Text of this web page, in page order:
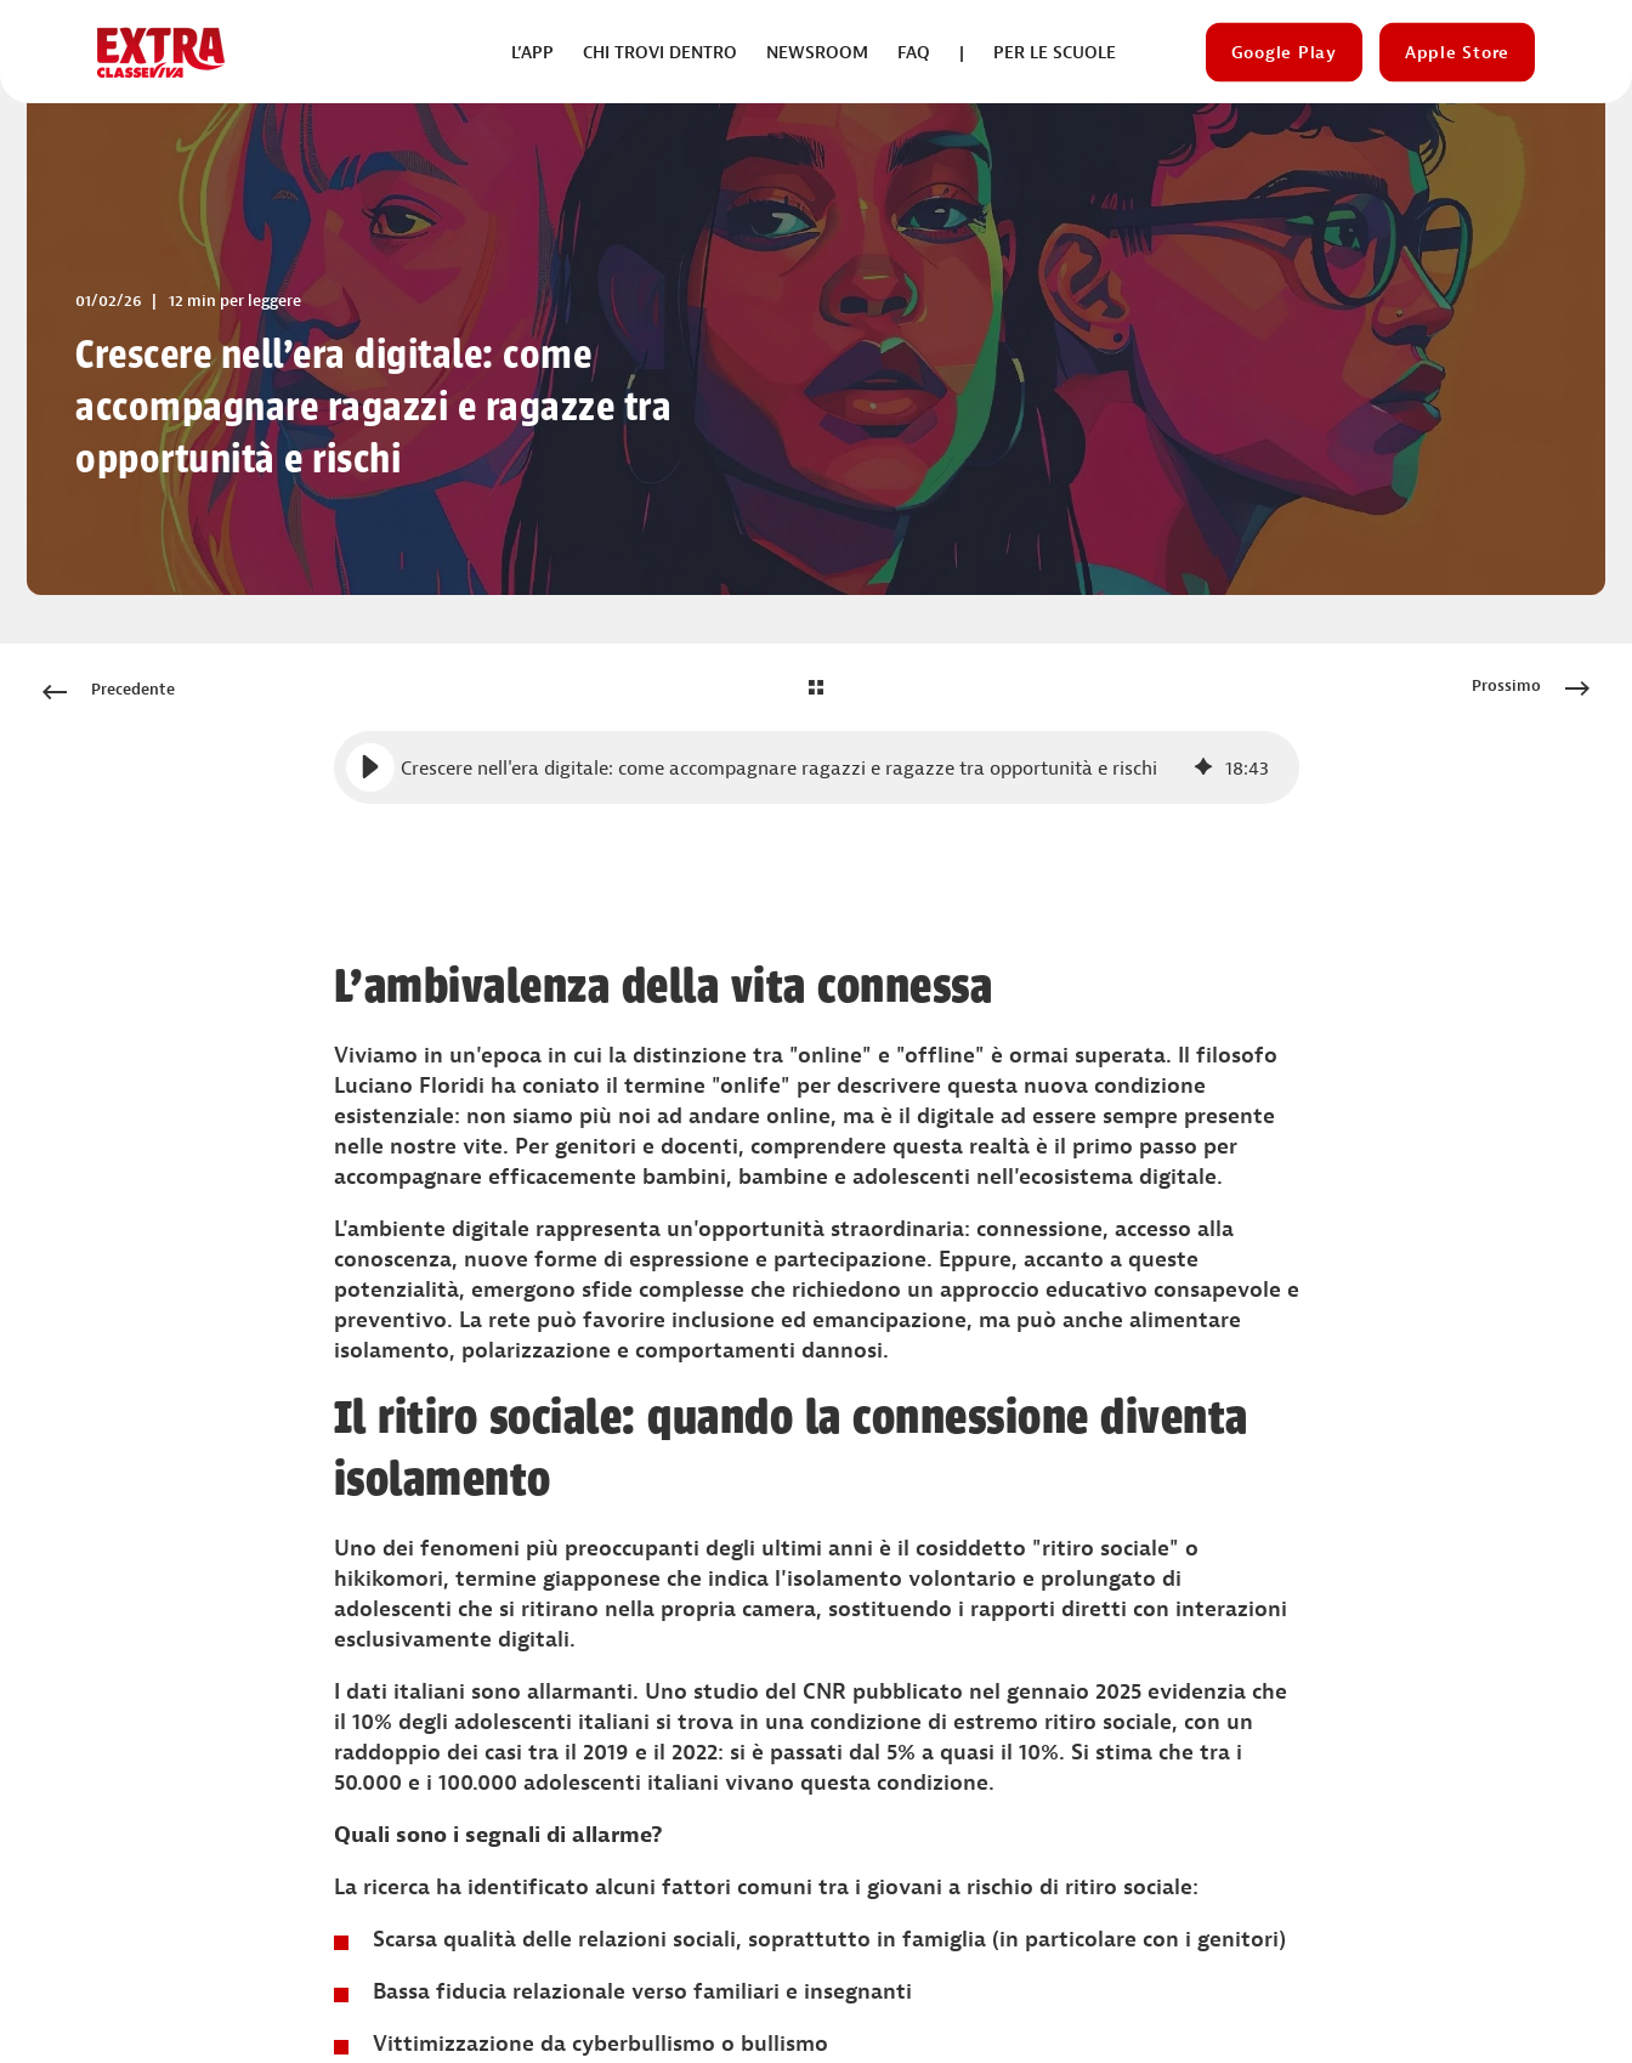
L’APP CHI TROVI DENTRO NEWSROOM FAQ | PER LE SCUOLE Google Play Apple Store
01/02/26 12 min per leggere
Crescere nell'era digitale: come
accompagnare ragazzi e ragazze tra
opportunità e rischi
Precedente Prossimo
Crescere nell'era digitale: come accompagnare ragazzi e ragazze tra opportunità e rischi 18:43
L'ambivalenza della vita connessa
Viviamo in un'epoca in cui la distinzione tra "online" e "offline" è ormai superata. Il filosofo
Luciano Floridi ha coniato il termine "onlife" per descrivere questa nuova condizione
esistenziale: non siamo più noi ad andare online, ma è il digitale ad essere sempre presente
nelle nostre vite. Per genitori e docenti, comprendere questa realtà è il primo passo per
accompagnare efficacemente bambini, bambine e adolescenti nell'ecosistema digitale.
L'ambiente digitale rappresenta un'opportunità straordinaria: connessione, accesso alla
conoscenza, nuove forme di espressione e partecipazione. Eppure, accanto a queste
potenzialità, emergono sfide complesse che richiedono un approccio educativo consapevole e
preventivo. La rete può favorire inclusione ed emancipazione, ma può anche alimentare
isolamento, polarizzazione e comportamenti dannosi.
Il ritiro sociale: quando la connessione diventa
isolamento
Uno dei fenomeni più preoccupanti degli ultimi anni è il cosiddetto "ritiro sociale" o
hikikomori, termine giapponese che indica l'isolamento volontario e prolungato di
adolescenti che si ritirano nella propria camera, sostituendo i rapporti diretti con interazioni
esclusivamente digitali.
I dati italiani sono allarmanti. Uno studio del CNR pubblicato nel gennaio 2025 evidenzia che
il 10% degli adolescenti italiani si trova in una condizione di estremo ritiro sociale, con un
raddoppio dei casi tra il 2019 e il 2022: si è passati dal 5% a quasi il 10%. Si stima che tra i
50.000 e i 100.000 adolescenti italiani vivano questa condizione.
Quali sono i segnali di allarme?
La ricerca ha identificato alcuni fattori comuni tra i giovani a rischio di ritiro sociale:
Scarsa qualità delle relazioni sociali, soprattutto in famiglia (in particolare con i genitori)
Bassa fiducia relazionale verso familiari e insegnanti
Vittimizzazione da cyberbullismo o bullismo